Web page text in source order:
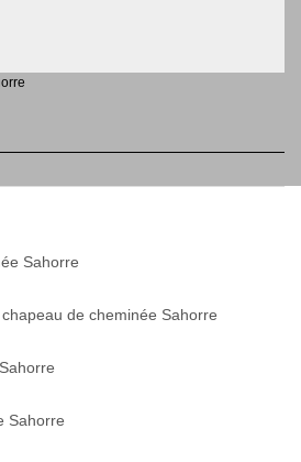
Sahorre
de cheminée Sahorre
Sahorre